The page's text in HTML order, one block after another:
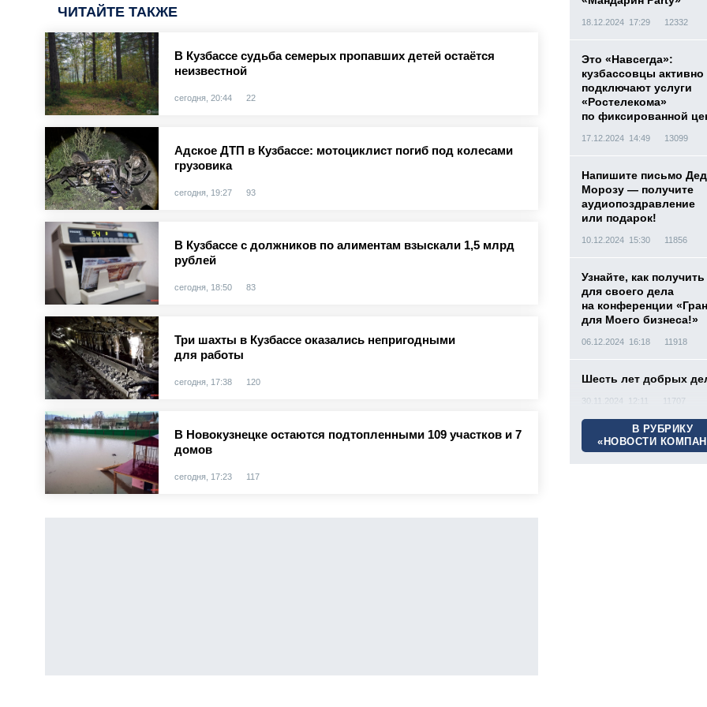
ЧИТАЙТЕ ТАКЖЕ
В Кузбассе судьба семерых пропавших детей остаётся
неизвестной
сегодня, 20:44 22
Адское ДТП в Кузбассе: мотоциклист погиб под колесами
грузовика
сегодня, 19:27 93
В Кузбассе с должников по алиментам взыскали 1,5 млрд
рублей
сегодня, 18:50 83
Три шахты в Кузбассе оказались непригодными
для работы
сегодня, 17:38 120
В Новокузнецке остаются подтопленными 109 участков и 7
домов
сегодня, 17:23 117
18.12.2024 17:29 12332
Это «Навсегда»:
кузбассовцы активно
подключают услуги
«Ростелекома»
по фиксированной
17.12.2024 14:49 13099
Напишите письмо
Морозу — получите
аудиопоздравление
или подарок!
10.12.2024 15:30 11856
Узнайте, как получить
для своего дела
на конференции
для Моего бизнеса!»
06.12.2024 16:18 11918
Шесть лет добрых
30.11.2024 12:11 11707
В РУБРИКУ
«НОВОСТИ